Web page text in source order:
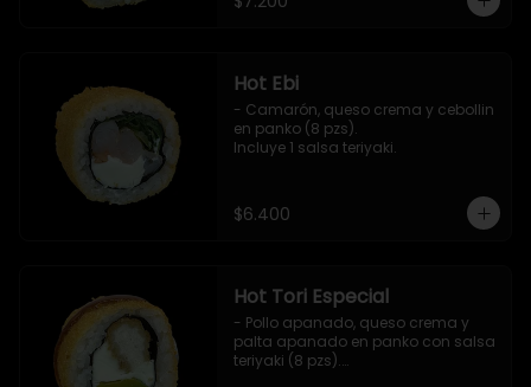
Hot Ebi
- Camarón, queso crema y cebollin
en panko (8 pzs).
Incluye 1 salsa teriyaki.
$6.400
Hot Tori Especial
- Pollo apanado, queso crema y
palta apanado en panko con salsa
teriyaki (8 pzs).